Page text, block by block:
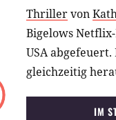
Thrillervon
Bigelows
USA
gleichzeitig
IM